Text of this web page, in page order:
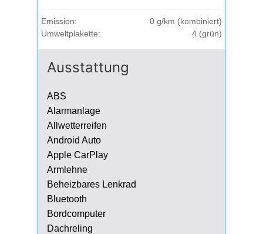
Emission:
0 g/km (kombiniert)
Umweltplakette:
4 (grün)
Ausstattung
ABS
Alarmanlage
Allwetterreifen
Android Auto
Apple CarPlay
Armlehne
Beheizbares Lenkrad
Bluetooth
Bordcomputer
Dachreling